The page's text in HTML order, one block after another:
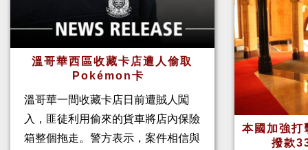
溫哥華西區收藏卡店遭人偷取
Pokémon卡
溫哥華一間收藏卡店日前遭賊人闖
入，匪徒利用偷來的貨車將店內保險
箱整個拖走。警方表示，案件相信與
本國加強打
撥款